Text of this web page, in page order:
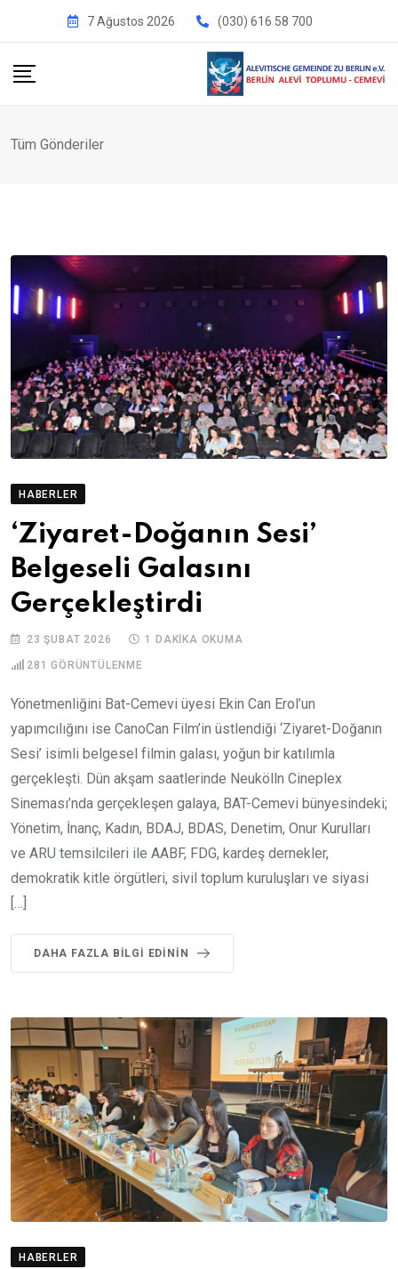
7 Ağustos 2026 (030) 616 58 700
Tüm Gönderiler
HABERLER
‘Ziyaret-Doğanın Sesi’
Belgeseli Galasını
Gerçekleştirdi
23 ŞUBAT 2026 1 DAKIKA OKUMA
281 GÖRÜNTÜLENME
Yönetmenliğini Bat-Cemevi üyesi Ekin Can Erol’un
yapımcılığını ise CanoCan Film’in üstlendiği ‘Ziyaret-Doğanın
Sesi’ isimli belgesel filmin galası, yoğun bir katılımla
gerçekleşti. Dün akşam saatlerinde Neukölln Cineplex
Sineması’nda gerçekleşen galaya, BAT-Cemevi bünyesindeki;
Yönetim, İnanç, Kadın, BDAJ, BDAS, Denetim, Onur Kurulları
ve ARU temsilcileri ile AABF, FDG, kardeş dernekler,
demokratik kitle örgütleri, sivil toplum kuruluşları ve siyasi
[…]
DAHA FAZLA BILGI EDININ
HABERLER